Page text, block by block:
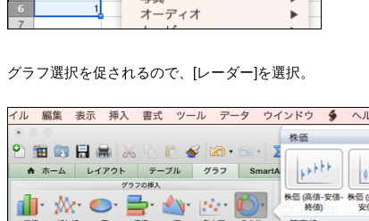
グラフ選択を促されるので、[レーダー]を選択。